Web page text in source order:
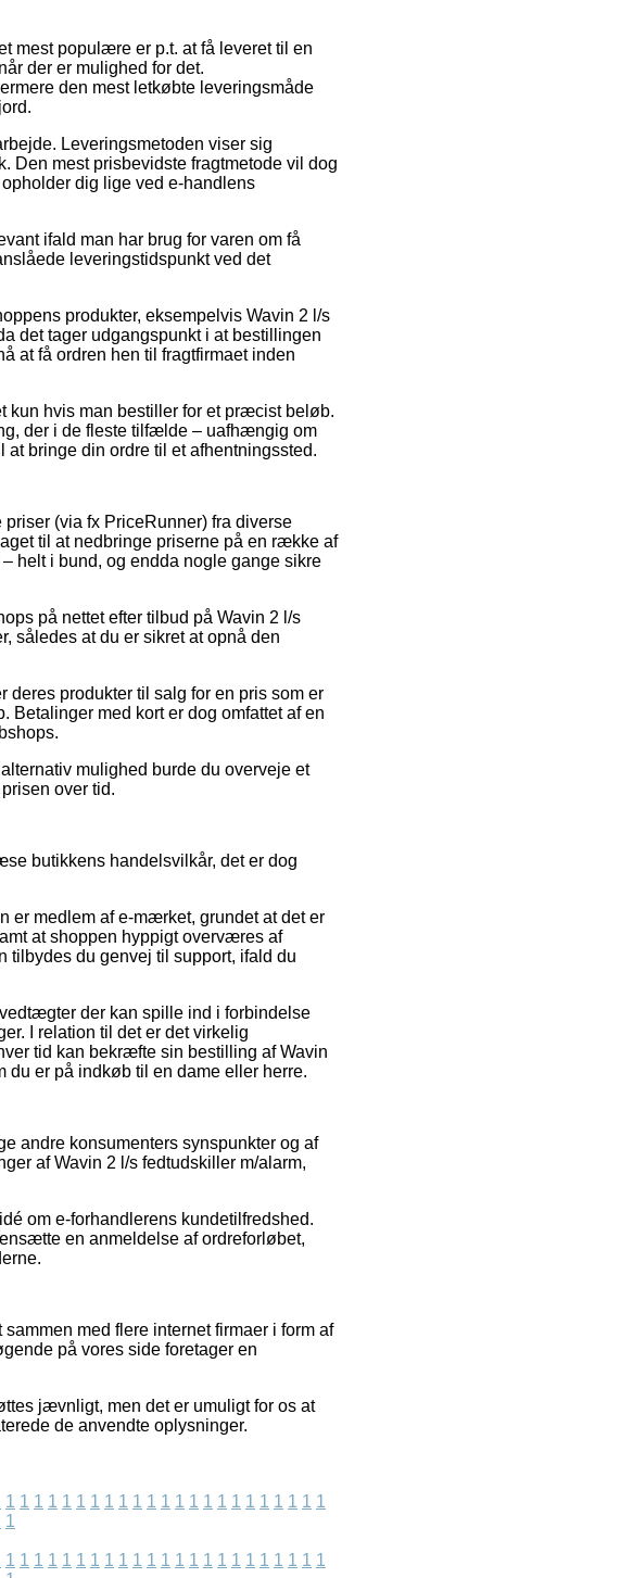
mest populære er p.t. at få leveret til en
der er mulighed for det.
den mest letkøbte leveringsmåde
Leveringsmetoden viser sig
Den mest prisbevidste fragtmetode vil dog
dig lige ved e-handlens
ifald man har brug for varen om få
leveringstidspunkt ved det
produkter, eksempelvis Wavin 2 l/s
det tager udgangspunkt i at bestillingen
at få ordren hen til fragtfirmaet inden
kun hvis man bestiller for et præcist beløb.
der i de fleste tilfælde – uafhængig om
bringe din ordre til et afhentningssted.
(via fx PriceRunner) fra diverse
til at nedbringe priserne på en række af
helt i bund, og endda nogle gange sikre
på nettet efter tilbud på Wavin 2 l/s
således at du er sikret at opnå den
produkter til salg for en pris som er
med kort er dog omfattet af en
mulighed burde du overveje et
over tid.
butikkens handelsvilkår, det er dog
er medlem af e-mærket, grundet at det er
at shoppen hyppigt overværes af
tilbydes du genvej til support, ifald du
der kan spille ind i forbindelse
I relation til det er det virkelig
tid kan bekræfte sin bestilling af Wavin
du er på indkøb til en dame eller herre.
andre konsumenters synspunkter og af
af Wavin 2 l/s fedtudskiller m/alarm,
om e-forhandlerens kundetilfredshed.
en anmeldelse af ordreforløbet,
med flere internet firmaer i form af
på vores side foretager en
jævnligt, men det er umuligt for os at
de anvendte oplysninger.
1 1 1 1 1 1 1 1 1 1 1 1 1 1 1 1 1 1 1 1 1 1 1
1
1 1 1 1 1 1 1 1 1 1 1 1 1 1 1 1 1 1 1 1 1 1 1